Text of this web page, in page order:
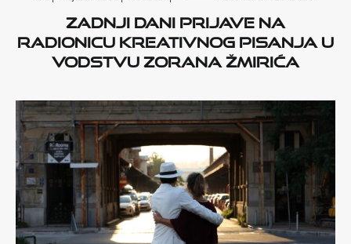
Zadnji dani prijave na
radionicu kreativnog pisanja u
vodstvu Zorana Žmirića